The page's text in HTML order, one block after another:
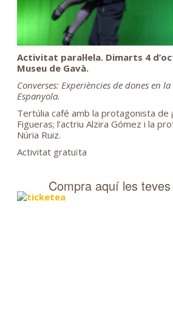
Activitat paral·lela. Dimarts 4
Museu de Gavà.
Converses: Experiències de dones en
Espanyola.
Tertúlia café amb la protagonista de
Figueras; l’actriu Alzira Gómez i la
Núria Ruiz.
Activitat gratuïta
Compra aquí les